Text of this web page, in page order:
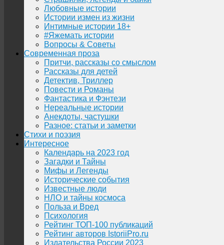
Любовные истории
Истории измен из жизни
Интимные истории 18+
#Яжемать истории
Вопросы & Советы
Современная проза
Притчи, рассказы со смыслом
Рассказы для детей
Детектив, Триллер
Повести и Романы
Фантастика и Фэнтези
Нереальные истории
Анекдоты, частушки
Разное: статьи и заметки
Стихи и поэзия
Интересное
Календарь на 2023 год
Загадки и Тайны
Мифы и Легенды
Исторические события
Известные люди
НЛО и тайны космоса
Польза и Вред
Психология
Рейтинг ТОП-100 публикаций
Рейтинг авторов IstoriiPro.ru
Издательства России 2023